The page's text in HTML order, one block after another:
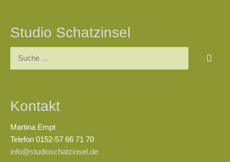
Studio Schatzinsel
Kontakt
Martina Empt
Telefon 0152-57 66 71 70
info@studioschatzinsel.de